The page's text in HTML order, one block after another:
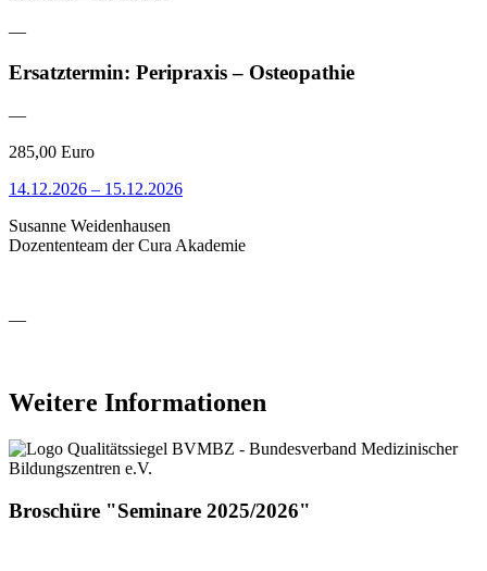
—
Ersatztermin: Peripraxis – Osteopathie
—
285,00 Euro
14.12.2026 – 15.12.2026
Susanne Weidenhausen
Dozententeam der Cura Akademie
—
Weitere Informationen
Broschüre "Seminare 2025/2026"